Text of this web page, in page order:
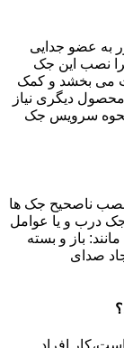
به عضو جدایی
نصب این جک
می بخشد و کمک
دیگری نیاز
نحوه سرویس جک
ناصحیح جک ها
جک درب و یا عوامل
باز و بسته
صدای